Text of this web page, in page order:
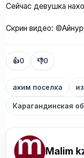
Сейчас девушка
Скрин видео:
👍0 👎0
аким поселка
Карагандинская
Malim